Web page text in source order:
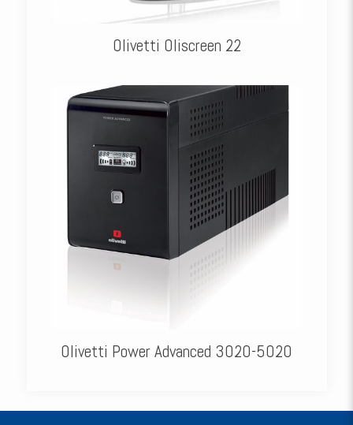
Olivetti Oliscreen 22
Olivetti Power Advanced 3020-5020